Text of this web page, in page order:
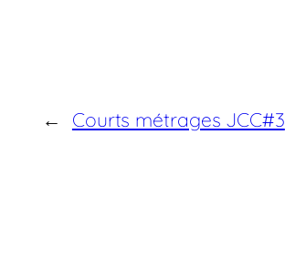
← Courts métrages JCC#3